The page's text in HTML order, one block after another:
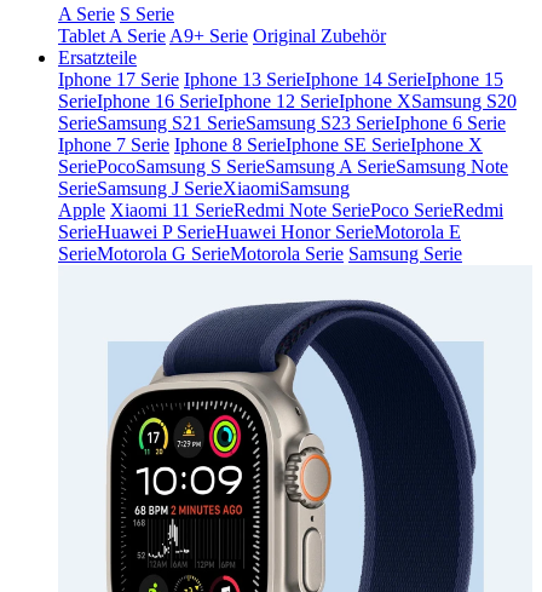
A Serie S Serie
Tablet A Serie A9+ Serie Original Zubehör
Ersatzteile
Iphone 17 Serie Iphone 13 SerieIphone 14 SerieIphone 15
SerieIphone 16 SerieIphone 12 SerieIphone XSamsung S20
SerieSamsung S21 SerieSamsung S23 SerieIphone 6 Serie
Iphone 7 Serie Iphone 8 SerieIphone SE SerieIphone X
SeriePocoSamsung S SerieSamsung A SerieSamsung Note
SerieSamsung J SerieXiaomiSamsung
Apple Xiaomi 11 SerieRedmi Note SeriePoco SerieRedmi
SerieHuawei P SerieHuawei Honor SerieMotorola E
SerieMotorola G SerieMotorola Serie Samsung Serie